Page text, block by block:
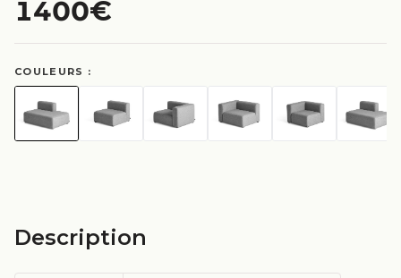
1400€
COULEURS :
Description